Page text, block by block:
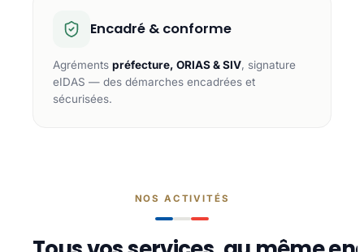
Encadré & conforme
Agréments préfecture, ORIAS & SIV, signature
eIDAS — des démarches encadrées et
sécurisées.
NOS ACTIVITÉS